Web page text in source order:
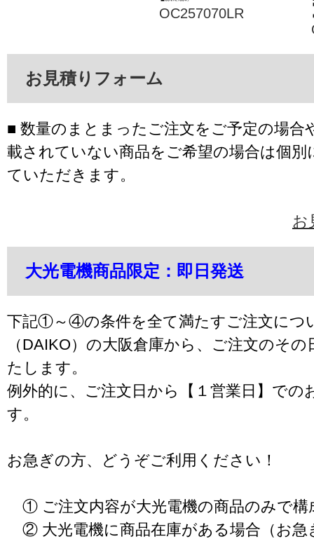
OC257070LR
お見積りフォーム
■ 数量のまとまったご注文をご予定の場合
載されていない商品をご希望の場合は個別
ていただきます。
お
大光電機商品限定：即日発送
下記①～④の条件を全て満たすご注文につ
（DAIKO）の大阪倉庫から、ご注文のそ
たします。
例外的に、ご注文日から【１営業日】での
す。
お急ぎの方、どうぞご利用ください！
① ご注文内容が大光電機の商品のみで構
② 大光電機に商品在庫がある場合（お急